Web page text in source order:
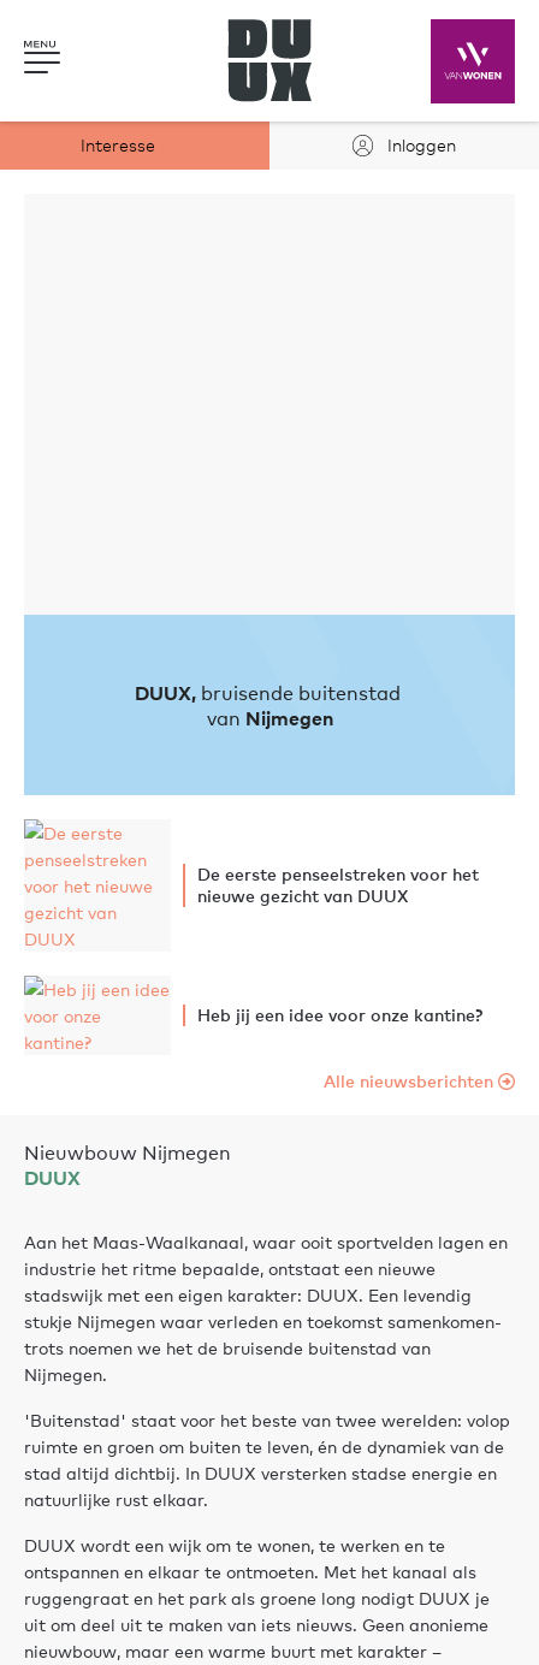
Interesse Inloggen
DUUX, bruisende buitenstad
van Nijmegen
De eerste penseelstreken voor het
nieuwe gezicht van DUUX
Heb jij een idee voor onze kantine?
Alle nieuwsberichten
Nieuwbouw Nijmegen
DUUX
Aan het Maas-Waalkanaal, waar ooit sportvelden lagen en
industrie het ritme bepaalde, ontstaat een nieuwe
stadswijk met een eigen karakter: DUUX. Een levendig
stukje Nijmegen waar verleden en toekomst samenkomen-
trots noemen we het de bruisende buitenstad van
Nijmegen.
'Buitenstad' staat voor het beste van twee werelden: volop
ruimte en groen om buiten te leven, én de dynamiek van de
stad altijd dichtbij. In DUUX versterken stadse energie en
natuurlijke rust elkaar.
DUUX wordt een wijk om te wonen, te werken en te
ontspannen en elkaar te ontmoeten. Met het kanaal als
ruggengraat en het park als groene long nodigt DUUX je
uit om deel uit te maken van iets nieuws. Geen anonieme
nieuwbouw, maar een warme buurt met karakter –